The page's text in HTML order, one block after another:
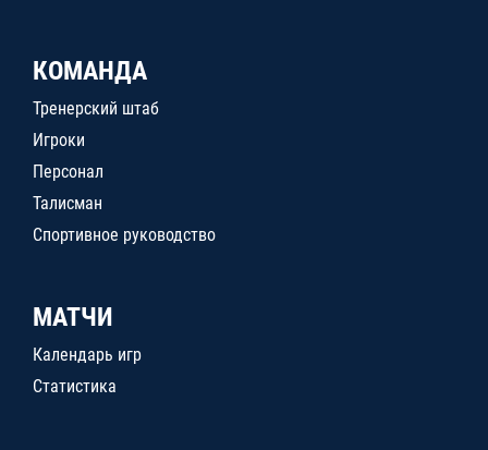
КОМАНДА
Тренерский штаб
Игроки
Персонал
Талисман
Спортивное руководство
МАТЧИ
Календарь игр
Статистика